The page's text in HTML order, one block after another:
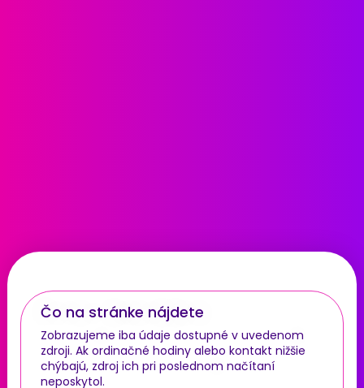
Čo na stránke nájdete
Zobrazujeme iba údaje dostupné v uvedenom
zdroji. Ak ordinačné hodiny alebo kontakt nižšie
chýbajú, zdroj ich pri poslednom načítaní
neposkytol.